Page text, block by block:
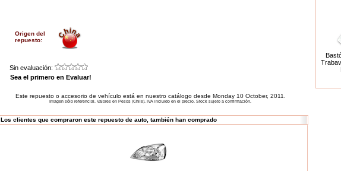
Origen del
repuesto:
Sin evaluación:
Sea el primero en Evaluar!
Este repuesto o accesorio de vehículo está en nuestro catálogo desde Monday 10 October, 2011.
Imagen sólo referencial. Valores en Pesos (Chile). IVA incluido en el precio. Stock sujeto a confirmación.
Los clientes que compraron este repuesto de auto, también han comprado